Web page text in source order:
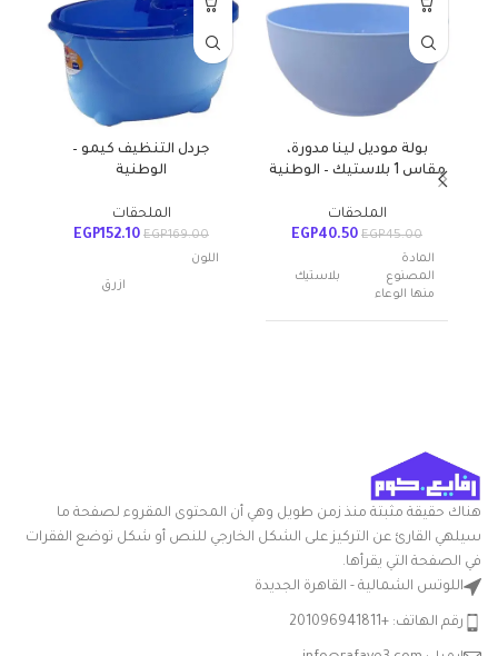
بولة موديل لينا مدورة،
مقاس 1 بلاستيك – الوطنية
الملحقات
EGP45.00
EGP40.50
المادة
المصنوع
منها الوعاء
بلاستيك
اللون
شكل
السلعة
مستدير
قدّم
مدوره
جردل التنظيف كيمو –
الوطنية
الملحقات
EGP169.00
EGP152.10
اللون
ازرق
التعامل مع
المواد
بلاستيك
هناك حقيقة مثبتة منذ زمن طويل وهي أن المحتوى المقروء لصفحة ما
سيلهي القارئ عن التركيز على الشكل الخارجي للنص أو شكل توضع الفقرات
في الصفحة التي يقرأها.
اللوتس الشمالية - القاهرة الجديدة
رقم الهاتف: +201096941811